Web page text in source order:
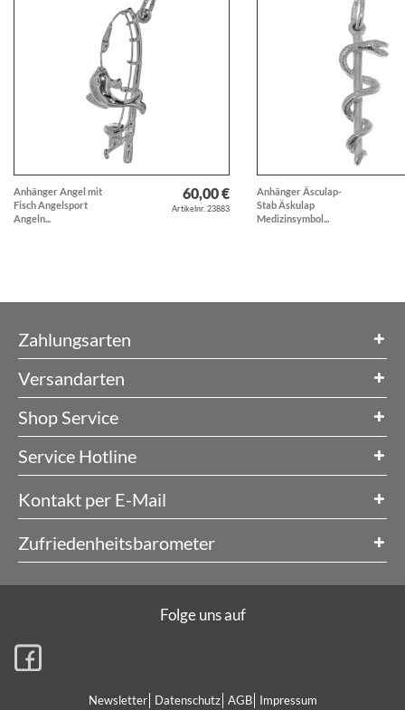
Anhänger Angel mit
Fisch Angelsport
Angeln...
60,00 €
Artikelnr. 23883
Anhänger Äsculap-
Stab Äskulap
Medizinsymbol...
Zahlungsarten
Versandarten
Shop Service
Service Hotline
Kontakt per E-Mail
Zufriedenheitsbarometer
Newsletter Datenschutz AGB Impressum
Folge uns auf